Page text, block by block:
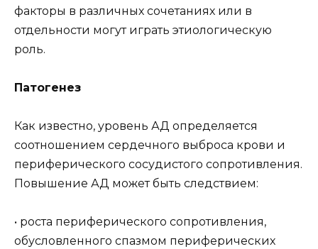
факторы в различных сочетаниях или в
отдельности могут играть этиологическую
роль.
Патогенез
Как известно, уровень АД определяется
соотношением сердечного выброса крови и
периферического сосудистого сопротивления.
Повышение АД может быть следствием:
• роста периферического сопротивления,
обусловленного спазмом периферических